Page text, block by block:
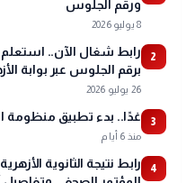
ورقم الجلوس
8 يوليو 2026
2
برقم الجلوس عبر بوابة
26 يوليو 2026
3 غدًا.. بدء تطبيق منظومة
منذ 6 أيام
4